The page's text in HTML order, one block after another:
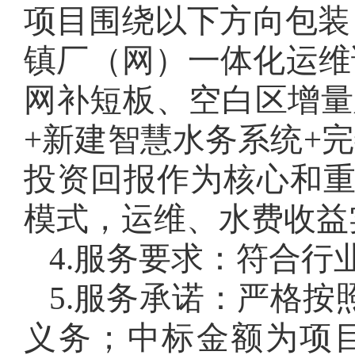
项目围绕以下方向包
镇厂（网）一体化运
网补短板、空白区增
+新建智慧水务系统+
投资回报作为核心和
模式，运维、水费收
4.服务要求：符合行
5.服务承诺：严格按
义务；中标金额为项